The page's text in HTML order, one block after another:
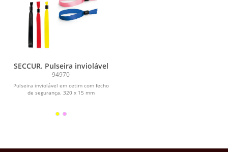
SECCUR. Pulseira inviolável
94970
Pulseira inviolável em cetim com fecho
de segurança. 320 x 15 mm